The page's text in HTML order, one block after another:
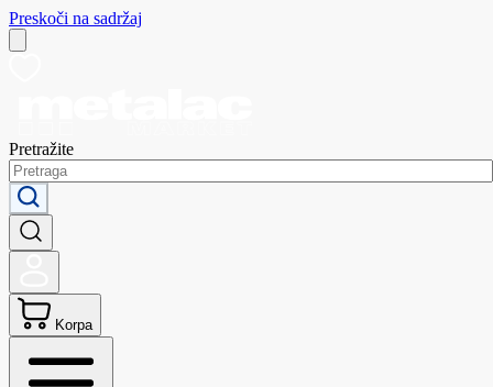
Preskoči na sadržaj
Pretražite
Korpa